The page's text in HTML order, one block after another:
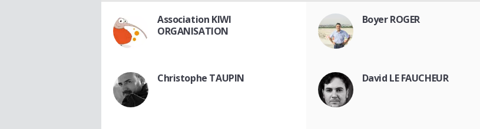
Association KIWI
ORGANISATION
Boyer ROGER
Christophe TAUPIN David LE FAUCHEUR